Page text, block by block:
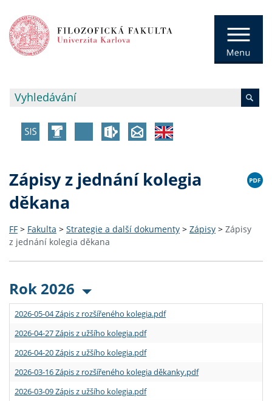
Zápisy z jednání kolegia
děkana
FF > Fakulta > Strategie a další dokumenty > Zápisy > Zápisy
z jednání kolegia děkana
Rok 2026
2026-05-04 Zápis z rozšířeného kolegia.pdf
2026-04-27 Zápis z užšího kolegia.pdf
2026-04-20 Zápis z užšího kolegia.pdf
2026-03-16 Zápis z rozšířeného kolegia děkanky.pdf
2026-03-09 Zápis z užšího kolegia.pdf